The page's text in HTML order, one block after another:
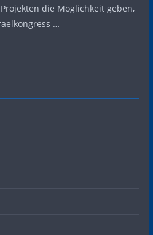
die Möglichkeit geben,
…